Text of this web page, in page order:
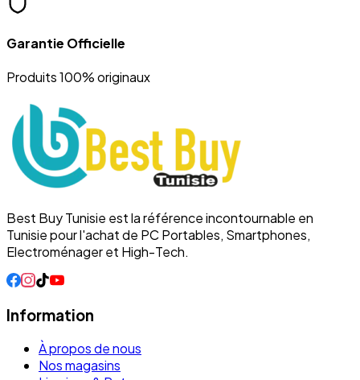
Garantie Officielle
Produits 100% originaux
Best Buy Tunisie est la référence incontournable en
Tunisie pour l'achat de PC Portables, Smartphones,
Electroménager et High-Tech.
Information
À propos de nous
Nos magasins